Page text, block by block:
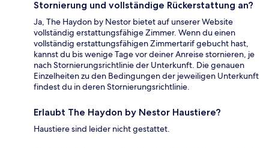
Stornierung und vollständige Rückerstattung an?
Ja, The Haydon by Nestor bietet auf unserer Website
vollständig erstattungsfähige Zimmer. Wenn du einen
vollständig erstattungsfähigen Zimmertarif gebucht hast,
kannst du bis wenige Tage vor deiner Anreise stornieren, je
nach Stornierungsrichtlinie der Unterkunft. Die genauen
Einzelheiten zu den Bedingungen der jeweiligen Unterkunft
findest du in deren Stornierungsrichtlinie.
Erlaubt The Haydon by Nestor Haustiere?
Haustiere sind leider nicht gestattet.